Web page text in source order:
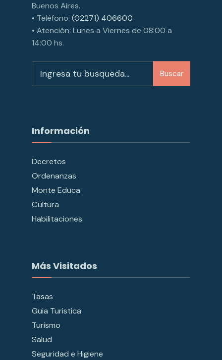
Buenos Aires.
• Teléfono: (02271) 406600
• Atención: Lunes a Viernes de 08:00 a
14:00 hs.
Buscar
Información
Decretos
Ordenanzas
Monte Educa
Cultura
Habilitaciones
Más Visitados
Tasas
Guia Turistica
Turismo
Salud
Seguridad e Higiene